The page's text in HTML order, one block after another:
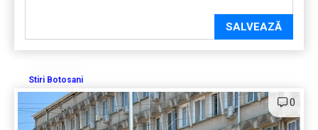
SALVEAZĂ
Stiri Botosani
0